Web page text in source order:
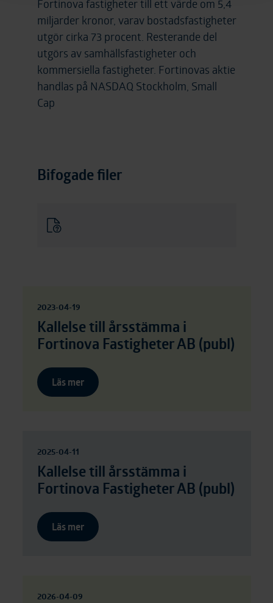
Fortinova fastigheter till ett värde om 5,4
miljarder kronor, varav bostadsfastigheter
utgör cirka 73 procent. Resterande del
utgörs av samhällsfastigheter och
kommersiella fastigheter. Fortinovas aktie
handlas på NASDAQ Stockholm, Small
Cap
Bifogade filer
2023-04-19
Kallelse till årsstämma i
Fortinova Fastigheter AB (publ)
Läs mer
2025-04-11
Kallelse till årsstämma i
Fortinova Fastigheter AB (publ)
Läs mer
2026-04-09